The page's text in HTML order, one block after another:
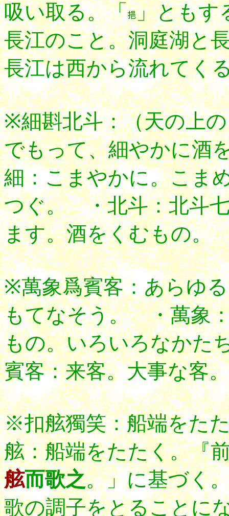
吸い取る。「 」ともす
長江のこと。洞庭湖と
長江は西から流れてく
※細斟北斗：（天の上
でもって、細やかに酒
細：こまやかに。こま
つぐ。 ・北斗：北斗
ます。酒をくむもの。
※萬象爲賓客：あらゆ
もてなそう。 ・萬象
もの。いろいろなか
賓客：来客。大事な客
※扣舷獨笑：船端をた
舷：船端をたたく。『
舷而歌之。」に基づく
歌の調子をとることに